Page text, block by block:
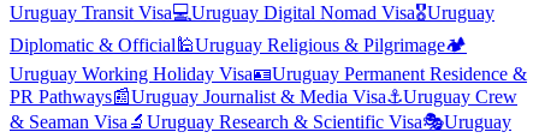
Uruguay Transit Visa💻Uruguay Digital Nomad Visa🎖️Uruguay
Diplomatic & Official 🕌Uruguay Religious & Pilgrimage🏕️
Uruguay Working Holiday Visa🪪Uruguay Permanent Residence &
PR Pathways📰Uruguay Journalist & Media Visa⚓Uruguay Crew
& Seaman Visa 🔬 Uruguay Research & Scientific Visa🎭Uruguay